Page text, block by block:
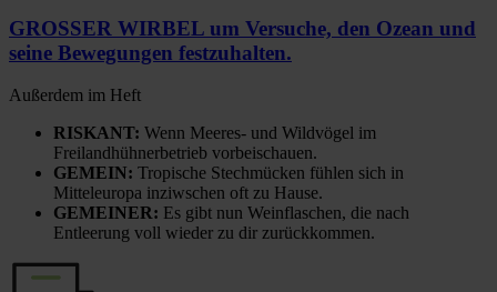
GROSSER WIRBEL um Versuche, den Ozean und
seine Bewegungen festzuhalten.
Außerdem im Heft
RISKANT: Wenn Meeres- und Wildvögel im
Freilandhühnerbetrieb vorbeischauen.
GEMEIN: Tropische Stechmücken fühlen sich in
Mitteleuropa inziwschen oft zu Hause.
GEMEINER: Es gibt nun Weinflaschen, die nach
Entleerung voll wieder zu dir zurückkommen.